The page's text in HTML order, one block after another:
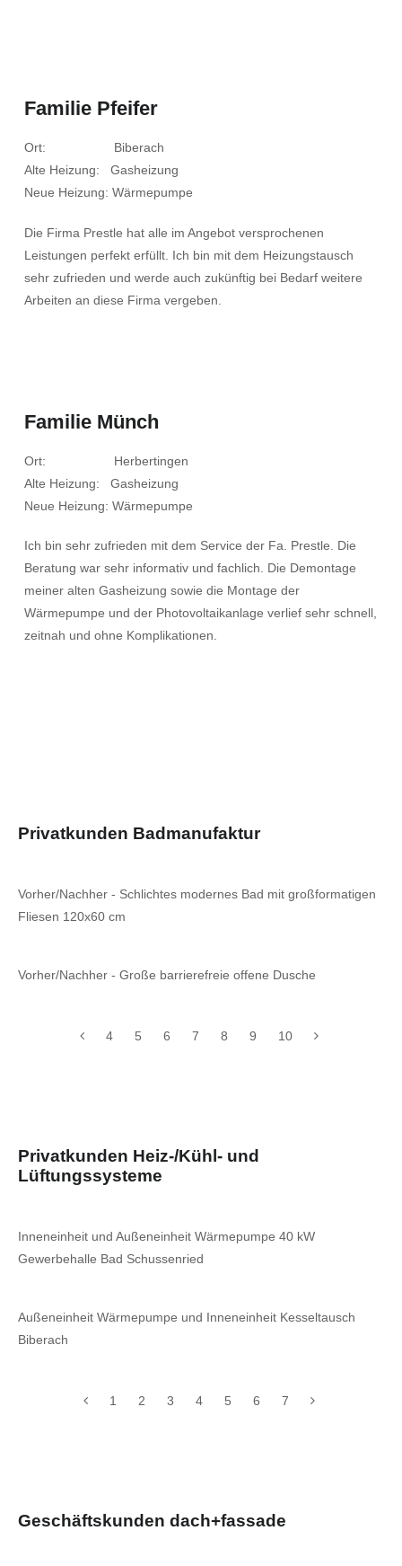
Familie Pfeifer
Ort: Biberach
Alte Heizung: Gasheizung
Neue Heizung: Wärmepumpe
Die Firma Prestle hat alle im Angebot versprochenen
Leistungen perfekt erfüllt. Ich bin mit dem Heizungstausch
sehr zufrieden und werde auch zukünftig bei Bedarf weitere
Arbeiten an diese Firma vergeben.
Familie Münch
Ort: Herbertingen
Alte Heizung: Gasheizung
Neue Heizung: Wärmepumpe
Ich bin sehr zufrieden mit dem Service der Fa. Prestle. Die
Beratung war sehr informativ und fachlich. Die Demontage
meiner alten Gasheizung sowie die Montage der
Wärmepumpe und der Photovoltaikanlage verlief sehr schnell,
zeitnah und ohne Komplikationen.
Privatkunden Badmanufaktur
Vorher/Nachher - Schlichtes modernes Bad mit großformatigen
Fliesen 120x60 cm
Vorher/Nachher - Große barrierefreie offene Dusche
4 5 6 7 8 9 10
Privatkunden Heiz-/Kühl- und
Lüftungssysteme
Inneneinheit und Außeneinheit Wärmepumpe 40 kW
Gewerbehalle Bad Schussenried
Außeneinheit Wärmepumpe und Inneneinheit Kesseltausch
Biberach
1 2 3 4 5 6 7
Geschäftskunden dach+fassade